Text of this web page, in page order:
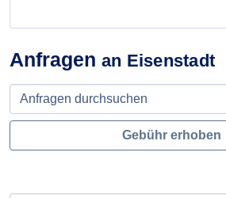
Anfragen an Eisenstadt
Gebühr erhoben